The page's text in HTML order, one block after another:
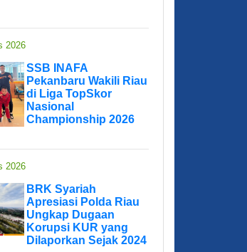
2026
SSB INAFA
Pekanbaru Wakili Riau
di Liga TopSkor
Nasional
Championship 2026
2026
BRK Syariah
Apresiasi Polda Riau
Ungkap Dugaan
Korupsi KUR yang
Dilaporkan Sejak 2024